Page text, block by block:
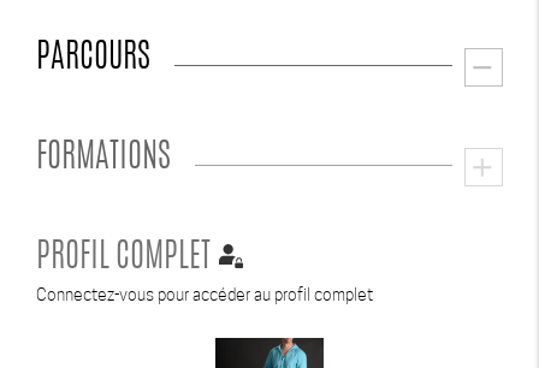
PARCOURS remove
FORMATIONS add
PROFIL COMPLET
Connectez-vous pour accéder au profil complet